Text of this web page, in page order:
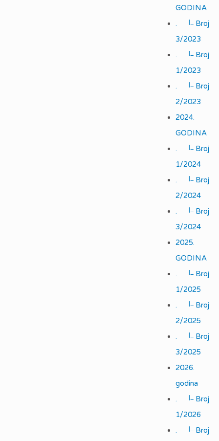
GODINA
.
|_ Broj
3/2023
.
|_ Broj
1/2023
.
|_ Broj
2/2023
2024.
GODINA
.
|_ Broj
1/2024
.
|_ Broj
2/2024
.
|_ Broj
3/2024
2025.
GODINA
.
|_ Broj
1/2025
.
|_ Broj
2/2025
.
|_ Broj
3/2025
2026.
godina
.
|_ Broj
1/2026
.
|_ Broj